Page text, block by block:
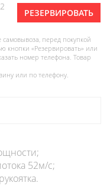
РЕЗЕРВИРОВАТЬ
перед покупкой
кнопки «Резервировать» или
номер телефона. Товар
или по телефону.
52м/с;